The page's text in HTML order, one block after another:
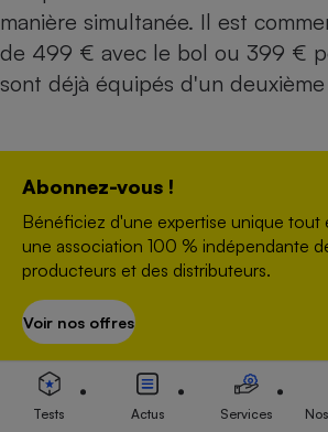
manière simultanée. Il est
de 499 € avec le bol ou 399 €
sont déjà équipés d'un
Moulinex Companion
YouTubeconditionne la lecture
au dépôt de traceurs pour
publicité selon votre
sur « Activer la vidéo » les
déposés et vous pourrez
Abonnez-vous !
Bénéficiez d'une expertise unique tout
une association 100 % indépendante
producteurs et des distributeurs.
Voir nos offres
Tests Actus Services